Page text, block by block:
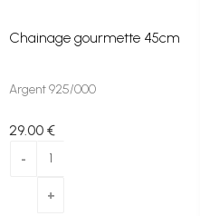
Chainage gourmette 45cm
Argent 925/000
29.00 €